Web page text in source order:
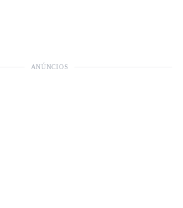
ANÚNCIOS